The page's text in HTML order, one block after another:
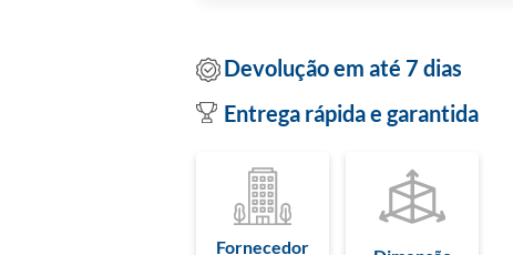
Devolução em até 7 dias
Entrega rápida e garantida
Fornecedor